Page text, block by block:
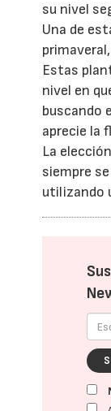
su nivel
Una de
Estas
nivel en
buscando
aprecie la
La
siempre
utilizando